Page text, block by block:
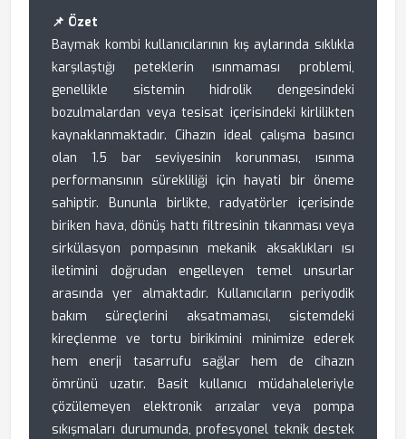
📌 Özet
Baymak kombi kullanıcılarının kış aylarında sıklıkla
karşılaştığı peteklerin ısınmaması problemi,
genellikle sistemin hidrolik dengesindeki
bozulmalardan veya tesisat içerisindeki kirlilikten
kaynaklanmaktadır. Cihazın ideal çalışma basıncı
olan 1.5 bar seviyesinin korunması, ısınma
performansının sürekliliği için hayati bir öneme
sahiptir. Bununla birlikte, radyatörler içerisinde
biriken hava, dönüş hattı filtresinin tıkanması veya
sirkülasyon pompasının mekanik aksaklıkları ısı
iletimini doğrudan engelleyen temel unsurlar
arasında yer almaktadır. Kullanıcıların periyodik
bakım süreçlerini aksatmaması, sistemdeki
kireçlenme ve tortu birikimini minimize ederek
hem enerji tasarrufu sağlar hem de cihazın
ömrünü uzatır. Basit kullanıcı müdahaleleriyle
çözülemeyen elektronik arızalar veya pompa
sıkışmaları durumunda, profesyonel teknik destek